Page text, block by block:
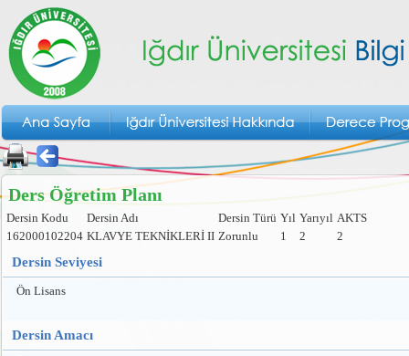
Ders Öğretim Planı
Dersin Kodu Dersin Adı Dersin Türü Yıl Yarıyıl AKTS
162000102204 KLAVYE TEKNİKLERİ II Zorunlu 1 2 2
Dersin Seviyesi
Ön Lisans
Dersin Amacı